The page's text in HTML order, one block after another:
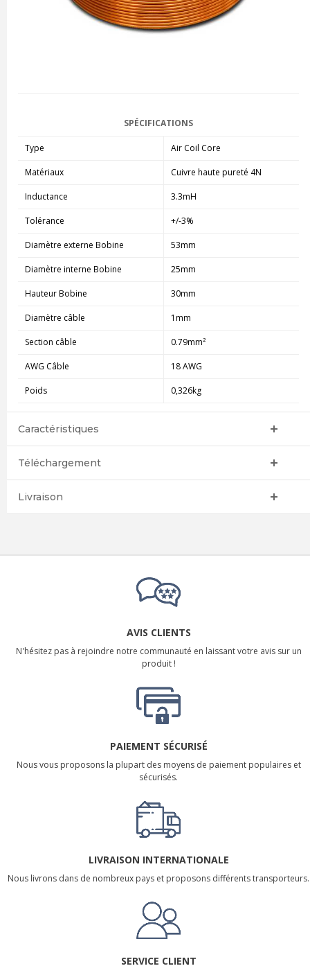
SPÉCIFICATIONS
Type Air Coil Core
Matériaux Cuivre haute pureté 4N
Inductance 3.3mH
Tolérance +/-3%
Diamètre externe Bobine 53mm
Diamètre interne Bobine 25mm
Hauteur Bobine 30mm
Diamètre câble 1mm
Section câble 0.79mm²
AWG Câble 18 AWG
Poids 0,326kg
Caractéristiques
Téléchargement
Livraison
AVIS CLIENTS
N'hésitez pas à rejoindre notre communauté en laissant votre avis sur un
produit !
PAIEMENT SÉCURISÉ
Nous vous proposons la plupart des moyens de paiement populaires et
sécurisés.
LIVRAISON INTERNATIONALE
Nous livrons dans de nombreux pays et proposons différents transporteurs.
SERVICE CLIENT